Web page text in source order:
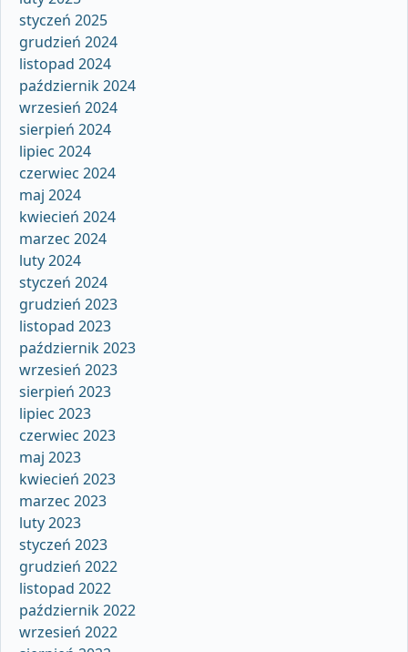
styczeń 2025
grudzień 2024
listopad 2024
październik 2024
wrzesień 2024
sierpień 2024
lipiec 2024
czerwiec 2024
maj 2024
kwiecień 2024
marzec 2024
luty 2024
styczeń 2024
grudzień 2023
listopad 2023
październik 2023
wrzesień 2023
sierpień 2023
lipiec 2023
czerwiec 2023
maj 2023
kwiecień 2023
marzec 2023
luty 2023
styczeń 2023
grudzień 2022
listopad 2022
październik 2022
wrzesień 2022